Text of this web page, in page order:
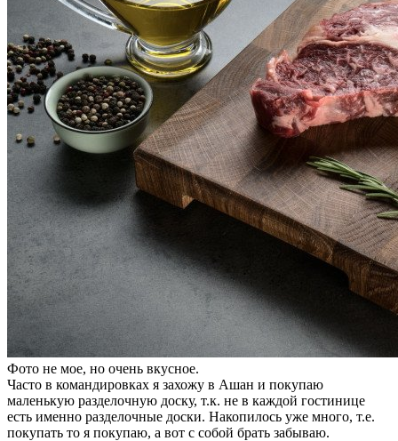
Фото не мое, но очень вкусное.
Часто в командировках я захожу в Ашан и покупаю
маленькую разделочную доску, т.к. не в каждой гостинице
есть именно разделочные доски. Накопилось уже много, т.е.
покупать то я покупаю, а вот с собой брать забываю.